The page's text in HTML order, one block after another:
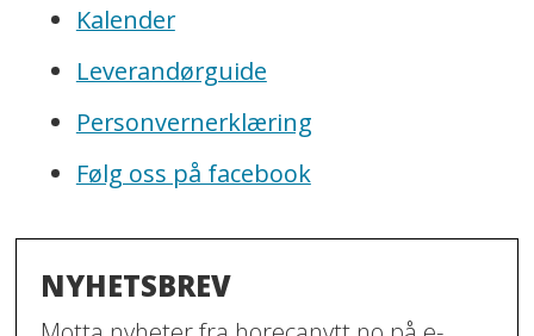
Kalender
Leverandørguide
Personvernerklæring
Følg oss på facebook
NYHETSBREV